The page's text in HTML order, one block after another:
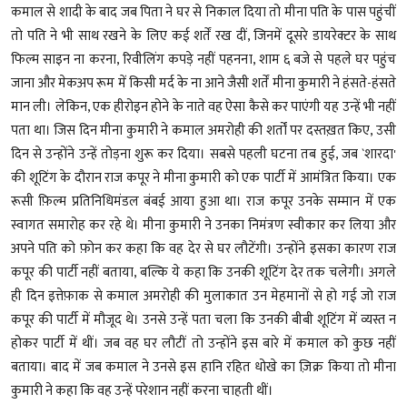
कमाल से शादी के बाद जब पिता ने घर से निकाल दिया तो मीना पति के पास पहुंचीं
तो पति ने भी साथ रखने के लिए कई शर्तें रख दीं, जिनमें दूसरे डायरेक्टर के साथ
फिल्म साइन ना करना, रिवीलिंग कपड़े नहीं पहनना, शाम ६ बजे से पहले घर पहुंच
जाना और मेकअप रूम में किसी मर्द के ना आने जैसी शर्तें मीना कुमारी ने हंसते-हंसते
मान ली। लेकिन, एक हीरोइन होने के नाते वह ऐसा कैसे कर पाएंगी यह उन्हें भी नहीं
पता था। जिस दिन मीना कुमारी ने कमाल अमरोही की शर्तों पर दस्तख़त किए, उसी
दिन से उन्होंने उन्हें तोड़ना शुरू कर दिया। सबसे पहली घटना तब हुई, जब `शारदा'
की शूटिंग के दौरान राज कपूर ने मीना कुमारी को एक पार्टी में आमंत्रित किया। एक
रूसी फ़िल्म प्रतिनिधिमंडल बंबई आया हुआ था। राज कपूर उनके सम्मान में एक
स्वागत समारोह कर रहे थे। मीना कुमारी ने उनका निमंत्रण स्वीकार कर लिया और
अपने पति को फ़ोन कर कहा कि वह देर से घर लौटेंगी। उन्होंने इसका कारण राज
कपूर की पार्टी नहीं बताया, बल्कि ये कहा कि उनकी शूटिंग देर तक चलेगी। अगले
ही दिन इत्तेफ़ाक से कमाल अमरोही की मुलाकात उन मेहमानों से हो गई जो राज
कपूर की पार्टी में मौजूद थे। उनसे उन्हें पता चला कि उनकी बीबी शूटिंग में व्यस्त न
होकर पार्टी में थीं। जब वह घर लौटीं तो उन्होंने इस बारे में कमाल को कुछ नहीं
बताया। बाद में जब कमाल ने उनसे इस हानि रहित धोखे का ज़िक्र किया तो मीना
कुमारी ने कहा कि वह उन्हें परेशान नहीं करना चाहती थीं।